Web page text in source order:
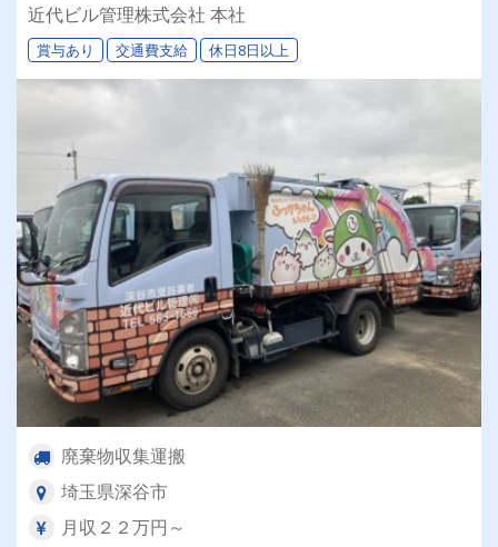
近代ビル管理株式会社 本社
賞与あり 交通費支給 休日8日以上
廃棄物収集運搬
埼玉県深谷市
月収２２万円～